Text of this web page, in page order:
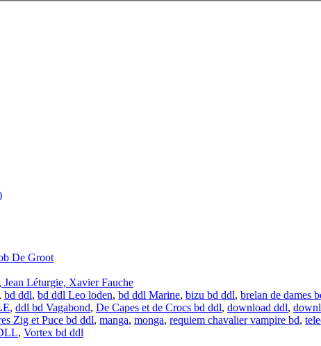
De Groot
Léturgie, Xavier Fauche
bd ddl, bd ddl Leo loden, bd ddl Marine, bizu bd ddl, brelan de dames
, ddl bd Vagabond, De Capes et de Crocs bd ddl, download ddl,
Zig et Puce bd ddl, manga, monga, requiem chavalier vampire bd,
, Vortex bd ddl